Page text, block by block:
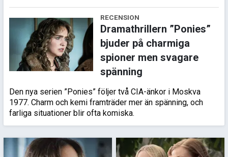
RECENSION
Dramathrillern ”Ponies”
bjuder på charmiga
spioner men svagare
spänning
Den nya serien ”Ponies” följer två CIA-änkor i Moskva
1977. Charm och kemi framträder mer än spänning, och
farliga situationer blir ofta komiska.